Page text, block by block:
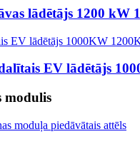
lādētājs 1200 kW
EV lādētājs
modulis